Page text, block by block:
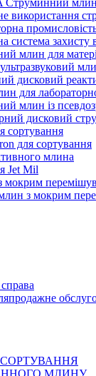
Струминний
використання
система захисту
млин для
дисковий
для
млин із
дисковий
сортування
для сортування
млина
Jet Mil
мокрим
з мокрим